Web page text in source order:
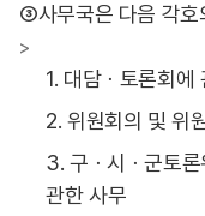
③사무국은 다음 각호
>
1. 대담ㆍ토론회에
2. 위원회의 및 위
3. 구ㆍ시ㆍ군토
관한 사무